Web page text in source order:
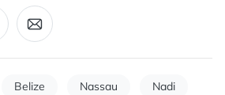
Belize Nassau Nadi